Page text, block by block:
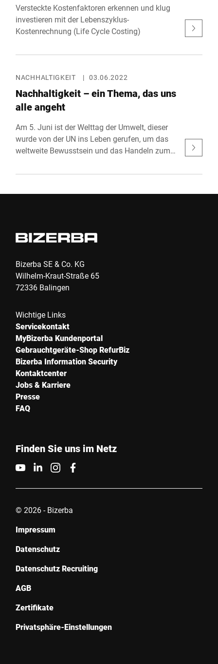
Versteckte Kostenfaktoren erkennen und klug
investieren mit der Lebenszyklus-
Kostenrechnung (Life Cycle Costing)
NACHHALTIGKEIT | 03.06.2022
Nachhaltigkeit – ein Thema, das uns
alle angeht
Am 5. Juni ist der Welttag der Umwelt, dieser
wurde von der UN ins Leben gerufen, um das
weltweite Bewusstsein und das Handeln zum
sich seiner Verantwortung der Umwelt
nachhaltige Lösungen im Einklang mit
Bizerba SE & Co. KG
Wilhelm-Kraut-Straße 65
72336 Balingen
Wichtige Links
Servicekontakt
MyBizerba Kundenportal
Gebrauchtgeräte-Shop RefurBiz
Bizerba Information Security
Kontaktcenter
Jobs & Karriere
Presse
FAQ
Finden Sie uns im Netz
© 2026 - Bizerba
Impressum
Datenschutz
Datenschutz Recruiting
AGB
Zertifikate
Privatsphäre-Einstellungen